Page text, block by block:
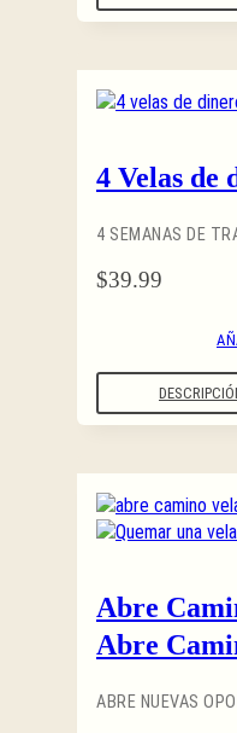
4 Velas de
4 SEMANAS DE
$39.99
Abre
Abre
ABRE NUEVAS